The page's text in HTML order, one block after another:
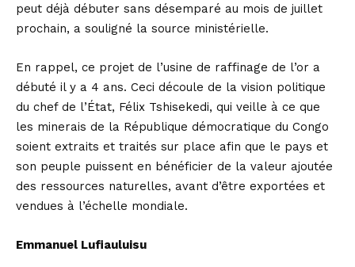
peut déjà débuter sans désemparé au mois de juillet
prochain, a souligné la source ministérielle.
En rappel, ce projet de l’usine de raffinage de l’or a
débuté il y a 4 ans. Ceci découle de la vision politique
du chef de l’État, Félix Tshisekedi, qui veille à ce que
les minerais de la République démocratique du Congo
soient extraits et traités sur place afin que le pays et
son peuple puissent en bénéficier de la valeur ajoutée
des ressources naturelles, avant d’être exportées et
vendues à l’échelle mondiale.
Emmanuel Lufiauluisu